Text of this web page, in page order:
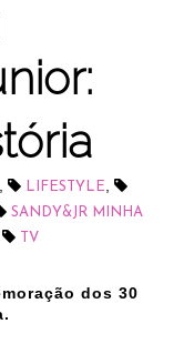
, LIFESTYLE,
SANDY&JR MINHA
TV
dos 30